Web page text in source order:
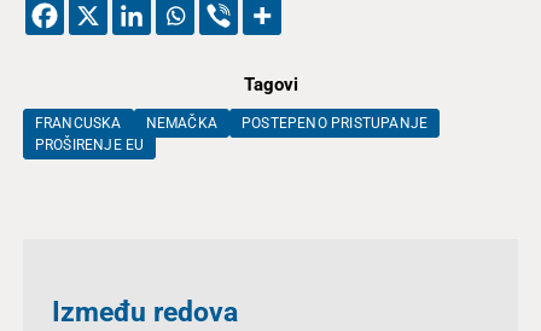
Tagovi
FRANCUSKA NEMAČKA
POSTEPENO PRISTUPANJE
PROŠIRENJE EU
Između redova